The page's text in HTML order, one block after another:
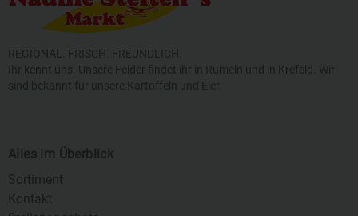
REGIONAL. FRISCH. FREUNDLICH.
Ihr kennt uns. Unsere Felder findet ihr in Rumeln und in Krefeld. Wir
sind bekannt für unsere Kartoffeln und Eier.
Alles im Überblick
Sortiment
Kontakt